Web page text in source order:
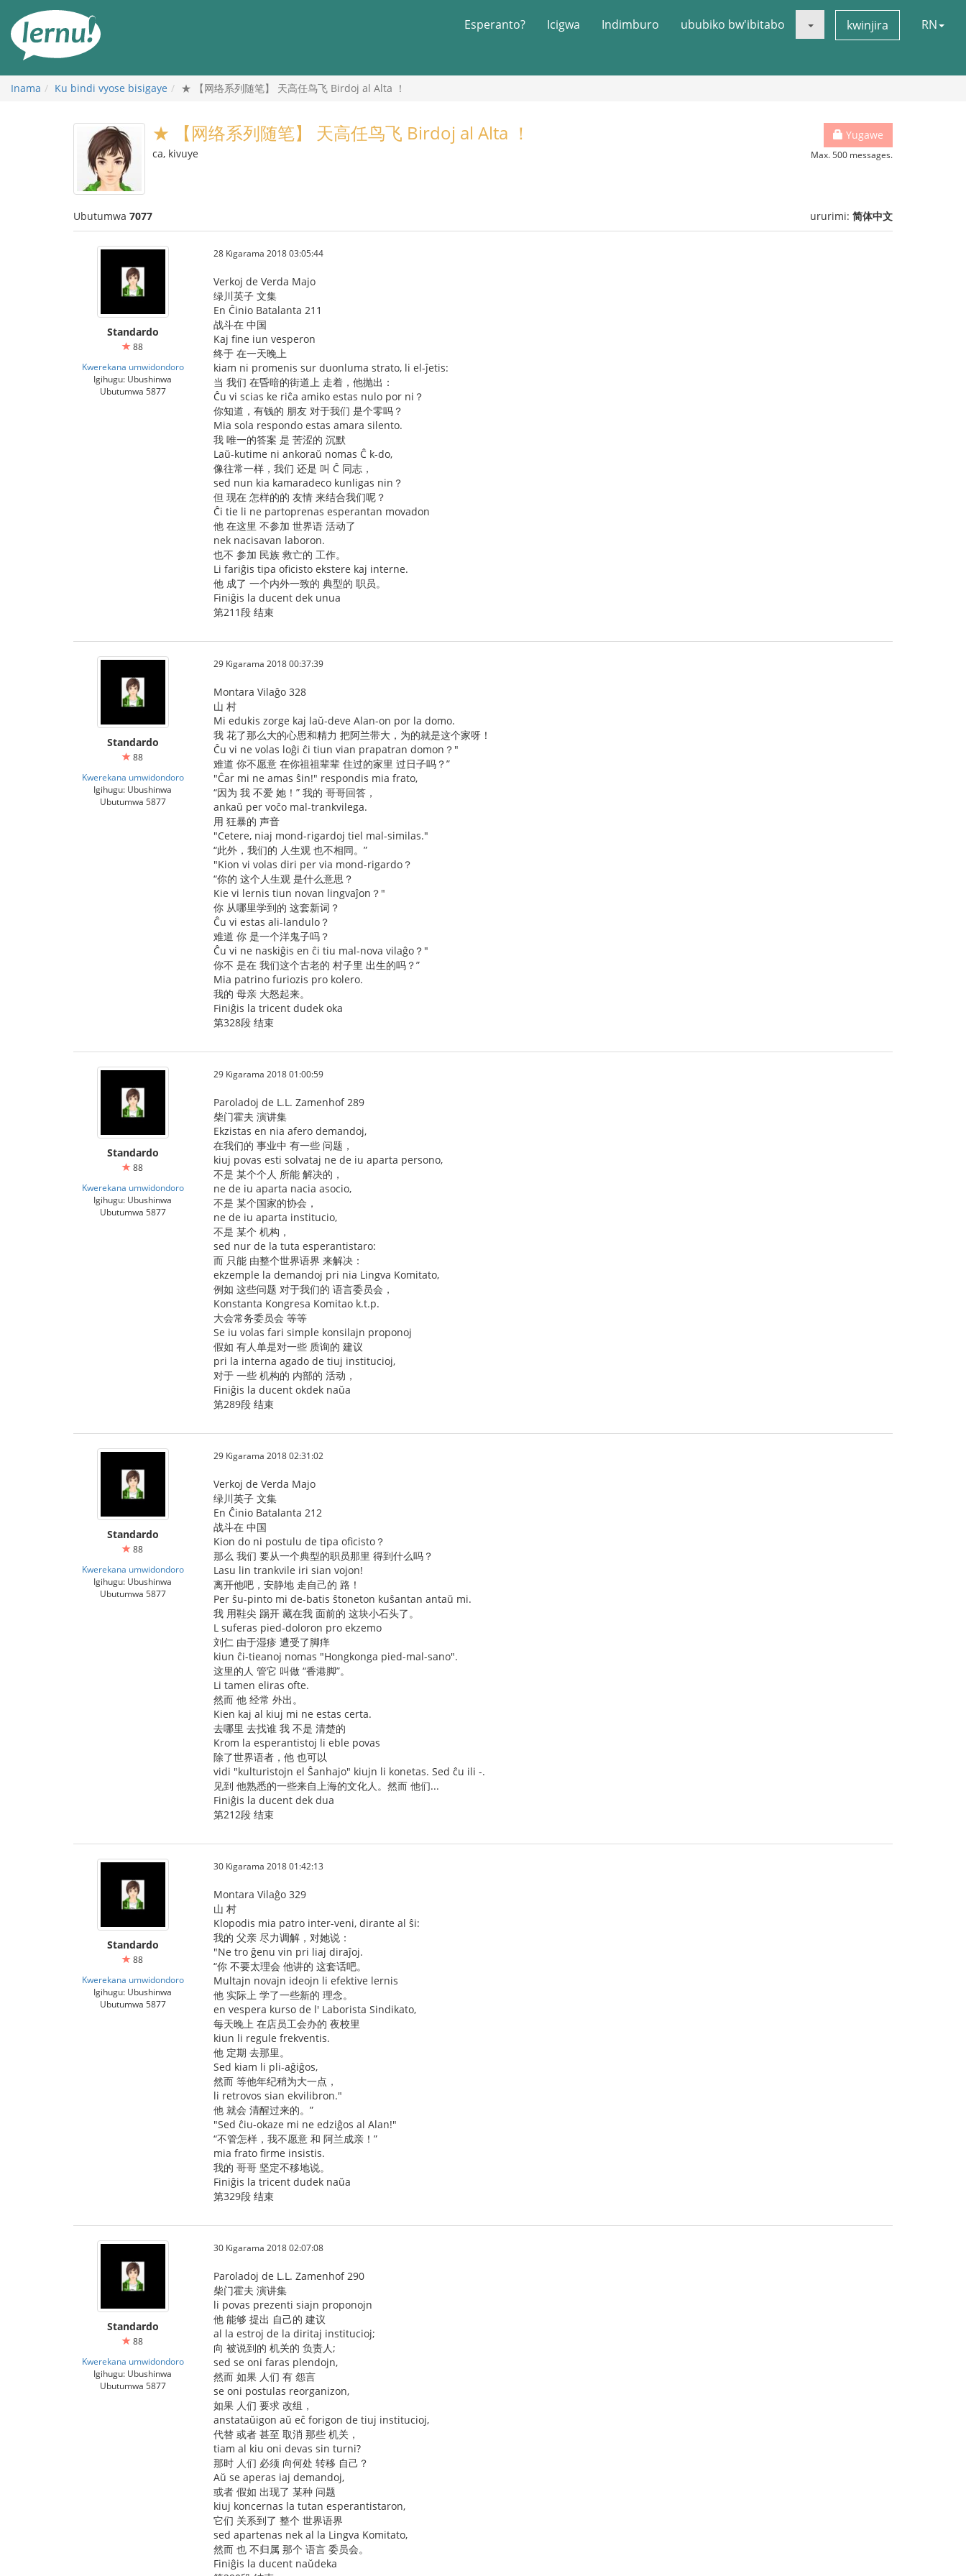
rupapuro
rw'ibirimwo
Esperanto? Icigwa Indimburo ububiko bw'ibitabo kwinjira RN
Inama Ku bindi vyose bisigaye ★ 【网络系列随笔】 天高任鸟飞 Birdoj al Alta ！
Yugawe
Max. 500 messages.
★ 【网络系列随笔】 天高任鸟飞 Birdoj al Alta ！
ca, kivuye
Ubutumwa 7077 ururimi: 简体中文
Standardo
88
Kwerekana umwidondoro
Igihugu: Ubushinwa
Ubutumwa 5877
28 Kigarama 2018 03:05:44
Verkoj de Verda Majo
绿川英子 文集
En Ĉinio Batalanta 211
战斗在 中国
Kaj fine iun vesperon
终于 在一天晚上
kiam ni promenis sur duonluma strato, li el-ĵetis:
当 我们 在昏暗的街道上 走着，他抛出：
Ĉu vi scias ke riĉa amiko estas nulo por ni？
你知道，有钱的 朋友 对于我们 是个零吗？
Mia sola respondo estas amara silento.
我 唯一的答案 是 苦涩的 沉默
Laŭ-kutime ni ankoraŭ nomas Ĉ k-do,
像往常一样，我们 还是 叫 Ĉ 同志，
sed nun kia kamaradeco kunligas nin？
但 现在 怎样的的 友情 来结合我们呢？
Ĉi tie li ne partoprenas esperantan movadon
他 在这里 不参加 世界语 活动了
nek nacisavan laboron.
也不 参加 民族 救亡的 工作。
Li fariĝis tipa oficisto ekstere kaj interne.
他 成了 一个内外一致的 典型的 职员。
Finiĝis la ducent dek unua
第211段 结束
Standardo
88
Kwerekana umwidondoro
Igihugu: Ubushinwa
Ubutumwa 5877
29 Kigarama 2018 00:37:39
Montara Vilaĝo 328
山 村
Mi edukis zorge kaj laŭ-deve Alan-on por la domo.
我 花了那么大的心思和精力 把阿兰带大，为的就是这个家呀！
Ĉu vi ne volas loĝi ĉi tiun vian prapatran domon？"
难道 你不愿意 在你祖祖辈辈 住过的家里 过日子吗？”
"Ĉar mi ne amas ŝin!" respondis mia frato,
“因为 我 不爱 她！” 我的 哥哥回答，
ankaŭ per voĉo mal-trankvilega.
用 狂暴的 声音
"Cetere, niaj mond-rigardoj tiel mal-similas."
“此外，我们的 人生观 也不相同。”
"Kion vi volas diri per via mond-rigardo？
“你的 这个人生观 是什么意思？
Kie vi lernis tiun novan lingvaĵon？"
你 从哪里学到的 这套新词？
Ĉu vi estas ali-landulo？
难道 你 是一个洋鬼子吗？
Ĉu vi ne naskiĝis en ĉi tiu mal-nova vilaĝo？"
你不 是在 我们这个古老的 村子里 出生的吗？”
Mia patrino furiozis pro kolero.
我的 母亲 大怒起来。
Finiĝis la tricent dudek oka
第328段 结束
Standardo
88
Kwerekana umwidondoro
Igihugu: Ubushinwa
Ubutumwa 5877
29 Kigarama 2018 01:00:59
Paroladoj de L.L. Zamenhof 289
柴门霍夫 演讲集
Ekzistas en nia afero demandoj,
在我们的 事业中 有一些 问题，
kiuj povas esti solvataj ne de iu aparta persono,
不是 某个个人 所能 解决的，
ne de iu aparta nacia asocio,
不是 某个国家的协会，
ne de iu aparta institucio,
不是 某个 机构，
sed nur de la tuta esperantistaro:
而 只能 由整个世界语界 来解决：
ekzemple la demandoj pri nia Lingva Komitato,
例如 这些问题 对于我们的 语言委员会，
Konstanta Kongresa Komitao k.t.p.
大会常务委员会 等等
Se iu volas fari simple konsilajn proponoj
假如 有人单是对一些 质询的 建议
pri la interna agado de tiuj institucioj,
对于 一些 机构的 内部的 活动，
Finiĝis la ducent okdek naŭa
第289段 结束
Standardo
88
Kwerekana umwidondoro
Igihugu: Ubushinwa
Ubutumwa 5877
29 Kigarama 2018 02:31:02
Verkoj de Verda Majo
绿川英子 文集
En Ĉinio Batalanta 212
战斗在 中国
Kion do ni postulu de tipa oficisto？
那么 我们 要从一个典型的职员那里 得到什么吗？
Lasu lin trankvile iri sian vojon!
离开他吧，安静地 走自己的 路！
Per ŝu-pinto mi de-batis ŝtoneton kuŝantan antaŭ mi.
我 用鞋尖 踢开 藏在我 面前的 这块小石头了。
L suferas pied-doloron pro ekzemo
刘仁 由于湿疹 遭受了脚痒
kiun ĉi-tieanoj nomas "Hongkonga pied-mal-sano".
这里的人 管它 叫做 “香港脚”。
Li tamen eliras ofte.
然而 他 经常 外出。
Kien kaj al kiuj mi ne estas certa.
去哪里 去找谁 我 不是 清楚的
Krom la esperantistoj li eble povas
除了世界语者，他 也可以
vidi "kulturistojn el Ŝanhajo" kiujn li konetas. Sed ĉu ili -.
见到 他熟悉的一些来自上海的文化人。然而 他们...
Finiĝis la ducent dek dua
第212段 结束
Standardo
88
Kwerekana umwidondoro
Igihugu: Ubushinwa
Ubutumwa 5877
30 Kigarama 2018 01:42:13
Montara Vilaĝo 329
山 村
Klopodis mia patro inter-veni, dirante al ŝi:
我的 父亲 尽力调解，对她说：
"Ne tro ĝenu vin pri liaj diraĵoj.
“你 不要太理会 他讲的 这套话吧。
Multajn novajn ideojn li efektive lernis
他 实际上 学了一些新的 理念。
en vespera kurso de l' Laborista Sindikato,
每天晚上 在店员工会办的 夜校里
kiun li regule frekventis.
他 定期 去那里。
Sed kiam li pli-aĝiĝos,
然而 等他年纪稍为大一点，
li retrovos sian ekvilibron."
他 就会 清醒过来的。”
"Sed ĉiu-okaze mi ne edziĝos al Alan!"
“不管怎样，我不愿意 和 阿兰成亲！”
mia frato firme insistis.
我的 哥哥 坚定不移地说。
Finiĝis la tricent dudek naŭa
第329段 结束
Standardo
88
Kwerekana umwidondoro
Igihugu: Ubushinwa
Ubutumwa 5877
30 Kigarama 2018 02:07:08
Paroladoj de L.L. Zamenhof 290
柴门霍夫 演讲集
li povas prezenti siajn proponojn
他 能够 提出 自己的 建议
al la estroj de la diritaj institucioj;
向 被说到的 机关的 负责人;
sed se oni faras plendojn,
然而 如果 人们 有 怨言
se oni postulas reorganizon,
如果 人们 要求 改组，
anstataŭigon aŭ eĉ forigon de tiuj institucioj,
代替 或者 甚至 取消 那些 机关，
tiam al kiu oni devas sin turni?
那时 人们 必须 向何处 转移 自己？
Aŭ se aperas iaj demandoj,
或者 假如 出现了 某种 问题
kiuj koncernas la tutan esperantistaron,
它们 关系到了 整个 世界语界
sed apartenas nek al la Lingva Komitato,
然而 也 不归属 那个 语言 委员会。
Finiĝis la ducent naŭdeka